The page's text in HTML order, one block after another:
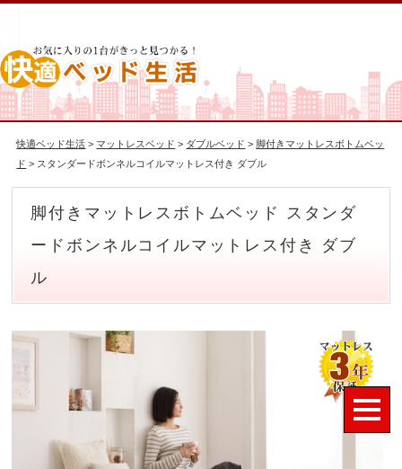
快適ベッド生活 > マットレスベッド > ダブルベッド > 脚付きマットレスボトムベッ
ド > スタンダードボンネルコイルマットレス付き ダブル
脚付きマットレスボトムベッド スタンダ
ードボンネルコイルマットレス付き ダブ
ル